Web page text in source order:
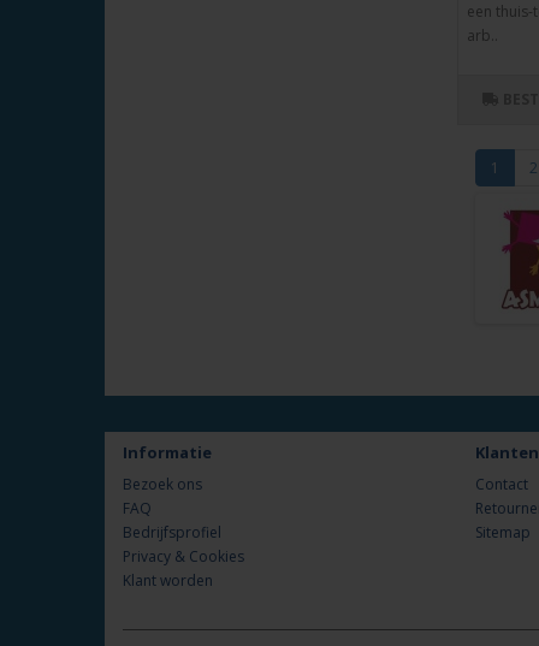
een thuis-
arb..
1 2
Informatie
Bezoek ons
FAQ
Bedrijfsprofiel
Privacy & Cookies
Klant worden
Contact
Sitemap